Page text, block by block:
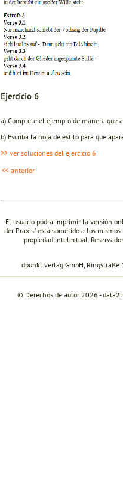
Ejercicio 6
a) Complete el ejemplo de manera que
b) Escriba la hoja de estilo para que
>> ver soluciones del ejercicio 6
<< anterior
El usuario podrá imprimir la versión
der Praxis" está sometido a los
propiedad intelectual.
dpunkt.verlag GmbH,
© Derechos de autor 2026 -